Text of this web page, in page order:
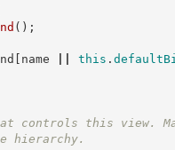
( ) ;
[ name this .
this view.
hierarchy.